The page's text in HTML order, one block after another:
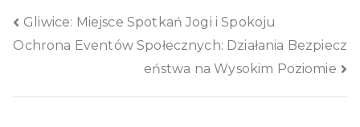
Nawigacja
wpisu
Gliwice: Miejsce Spotkań Jogi i Spokoju
Ochrona Eventów Społecznych: Działania Bezpiecz
eństwa na Wysokim Poziomie